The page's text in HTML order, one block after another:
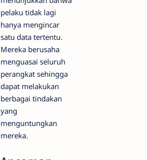
pelaku tidak lagi
hanya mengincar
satu data tertentu.
Mereka berusaha
menguasai seluruh
perangkat sehingga
dapat melakukan
berbagai tindakan
yang
menguntungkan
mereka.